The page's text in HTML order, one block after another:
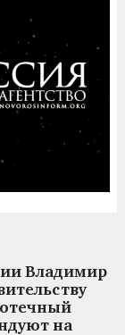
Владимир
на